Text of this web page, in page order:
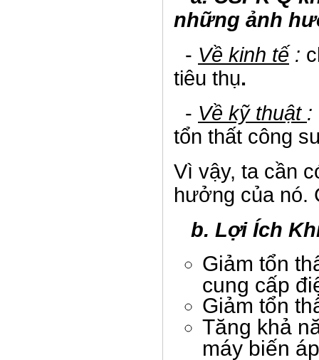
những ảnh
- Về kinh tế :
tiêu thụ.
- Về kỹ thuật :
tổn thất công
Vì vậy, ta cần
hưởng của nó.
b. Lợi Ích
Giảm tổn
cung cấp
Giảm tổn
Tăng khả
máy biến